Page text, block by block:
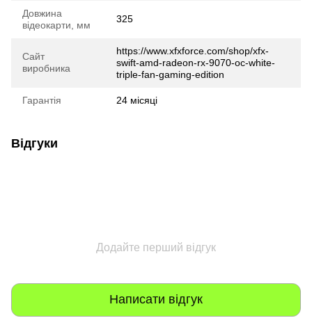
Довжина
відеокарти, мм
325
Сайт
виробника
https://www.xfxforce.com/shop/xfx-
swift-amd-radeon-rx-9070-oc-white-
triple-fan-gaming-edition
Гарантія 24 місяці
Відгуки
Додайте перший відгук
Написати відгук